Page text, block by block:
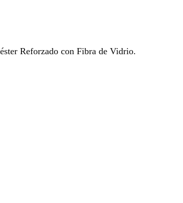
Reforzado con Fibra de Vidrio.